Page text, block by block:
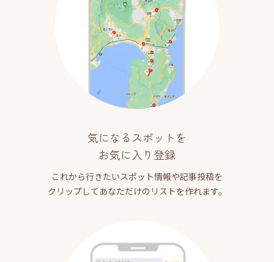
気になるスポットを
お気に入り登録
これから行きたいスポット情報や記事投稿を
クリップしてあなただけのリストを作れます。